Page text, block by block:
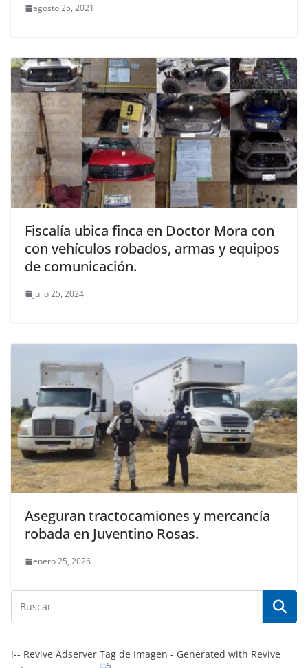
agosto 25, 2021
Fiscalía ubica finca en Doctor Mora con
con vehículos robados, armas y equipos
de comunicación.
julio 25, 2024
Aseguran tractocamiones y mercancía
robada en Juventino Rosas.
enero 25, 2026
!-- Revive Adserver Tag de Imagen - Generated with Revive